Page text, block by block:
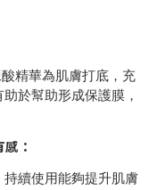
精華為肌膚打底，充
於幫助形成保護膜，
：
續使用能夠提升肌膚